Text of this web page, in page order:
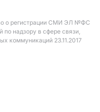
о регистрации СМИ ЭЛ №ФС
надзору в сфере связи,
коммуникаций 23.11.2017